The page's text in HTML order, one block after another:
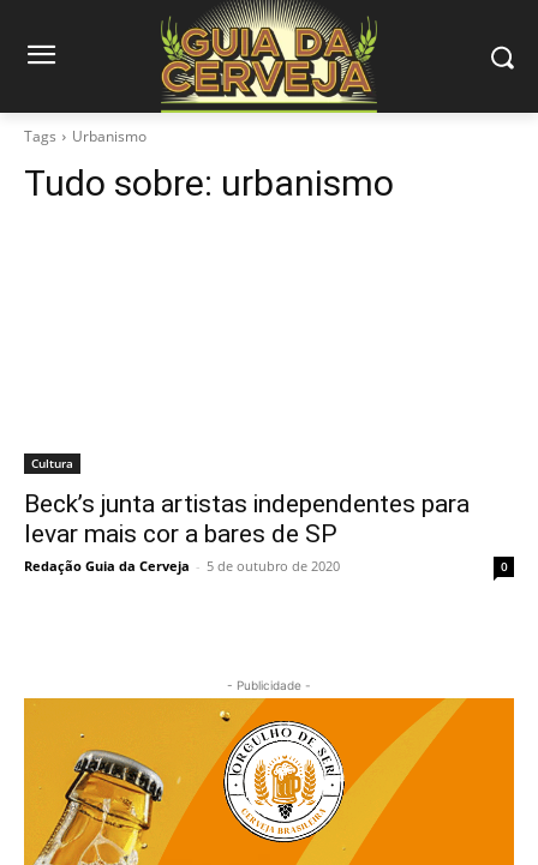
Tags Urbanismo
Tudo sobre: urbanismo
Cultura
Beck’s junta artistas independentes para
levar mais cor a bares de SP
Redação Guia da Cerveja - 5 de outubro de 2020 0
- Publicidade -